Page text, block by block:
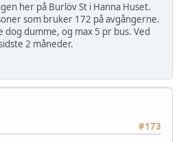
her på Burlöv St i Hanna Huset.
som bruker 172 på avgångerne.
dog dumme, og max 5 pr bus. Ved
2 måneder.
#173